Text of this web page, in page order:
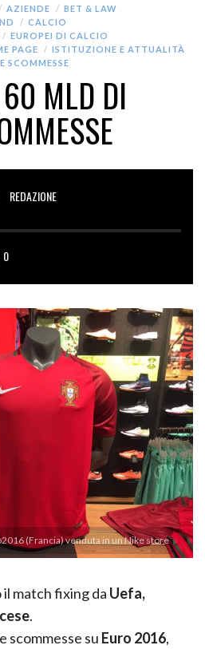
AZIENDE
BET & LAW
CALCIO
EUROPEI DI CALCIO
PAGE
ISTITUZIONE E ATTUALITÀ
SCOMMESSE
MLD DI
REDAZIONE
0
(Francia) venduta in un Nike store
match fixing da Uefa,
.
scommesse su Euro 2016,